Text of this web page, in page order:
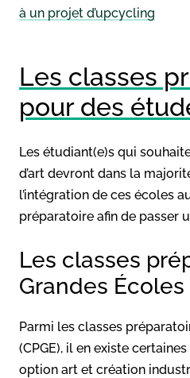
à un projet d’upcycling
Les classes
pour des
Les étudiant(e)s qui
d’art devront dans la
l’intégration de ces écoles
préparatoire afin de passer
Les classes
Grandes Écoles
Parmi les classes
(CPGE), il en existe
option art et création